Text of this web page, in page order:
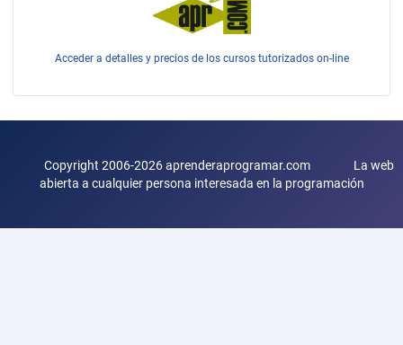
Acceder a detalles y precios de los cursos tutorizados on-line
Copyright 2006-2026 aprenderaprogramar.com La web
abierta a cualquier persona interesada en la programación